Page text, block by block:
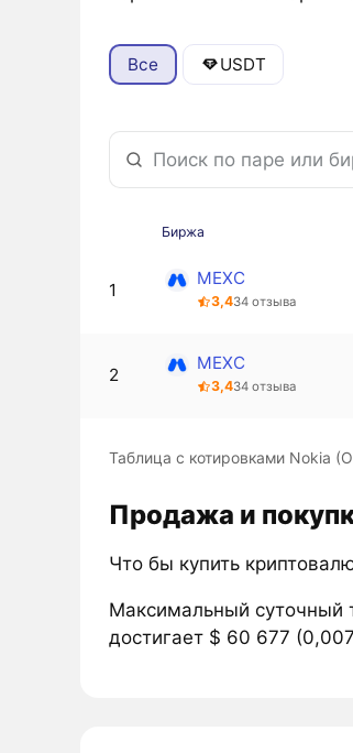
Все USDT
Биржа
1
MEXC
3,434 отзыва
2
MEXC
3,434 отзыва
Таблица с котировками Nokia
Продажа и
Что бы купить
Максимальный суточный
достигает $ 60 677